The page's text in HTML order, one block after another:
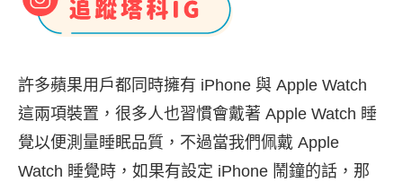
許多蘋果用戶都同時擁有 iPhone 與 Apple Watch
這兩項裝置，很多人也習慣會戴著 Apple Watch 睡
覺以便測量睡眠品質，不過當我們佩戴 Apple
Watch 睡覺時，如果有設定 iPhone 鬧鐘的話，那